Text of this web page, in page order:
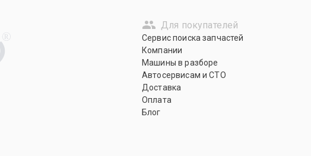
R
Для покупателей
Сервис поиска запчастей
Компании
Машины в разборе
Автосервисам и СТО
Доставка
Оплата
Блог